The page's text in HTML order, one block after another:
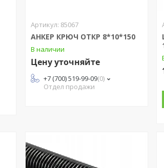
85067
АНКЕР КРЮЧ ОТКР 8*10*150
В наличии
Цену уточняйте
+7 (700) 519-99-09 0
Отдел продажи